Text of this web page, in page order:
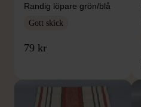
Randig löpare grön/blå
Gott skick
79 kr